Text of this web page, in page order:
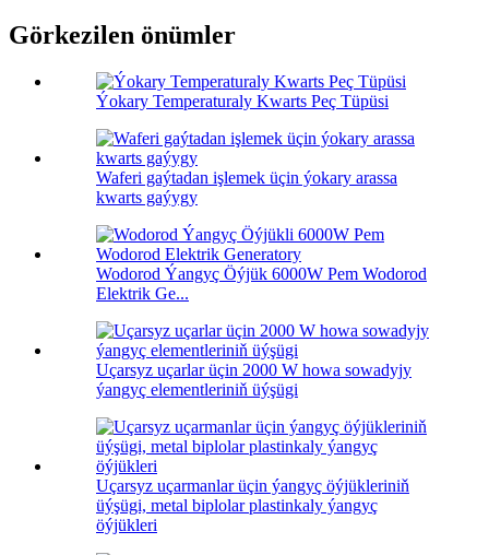
Görkezilen önümler
Ýokary Temperaturaly Kwarts Peç Tüpüsi
Waferi gaýtadan işlemek üçin ýokary arassa
kwarts gaýygy
Wodorod Ýangyç Öýjük 6000W Pem Wodorod
Elektrik Ge...
Uçarsyz uçarlar üçin 2000 W howa sowadyjy
ýangyç elementleriniň üýşügi
Uçarsyz uçarmanlar üçin ýangyç öýjükleriniň
üýşügi, metal biplolar plastinkaly ýangyç
öýjükleri